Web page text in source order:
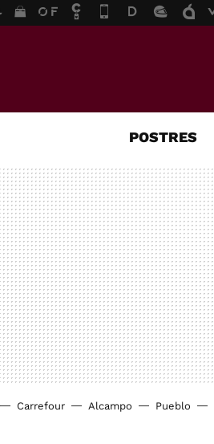
POSTRES
Carrefour Alcampo Pueblo